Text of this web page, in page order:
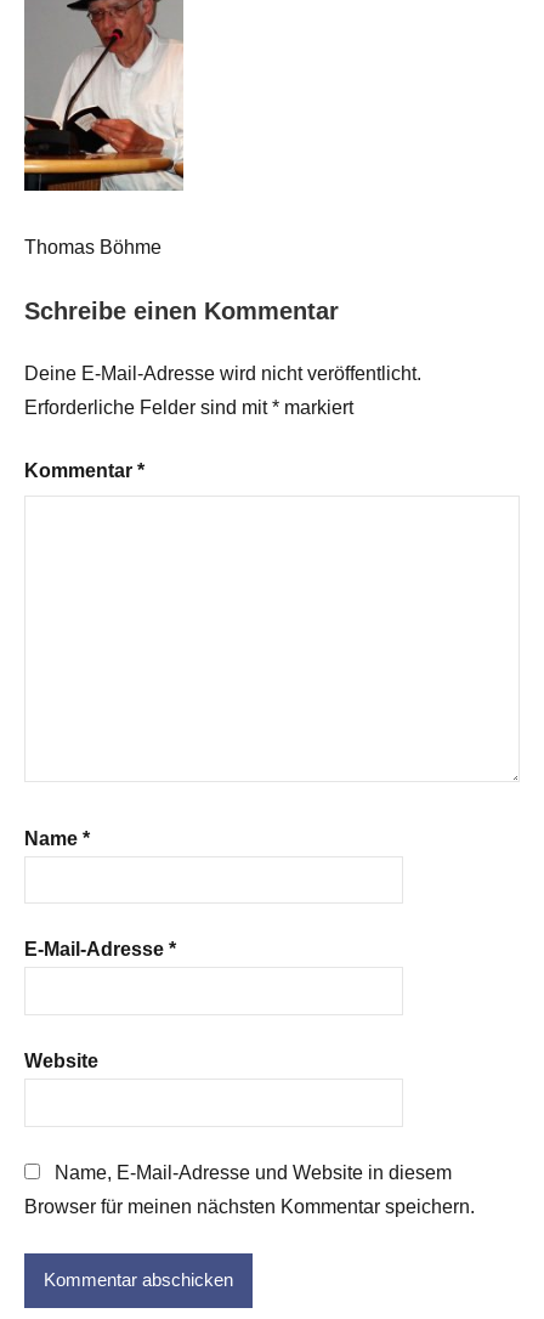
Thomas Böhme
Schreibe einen Kommentar
Deine E-Mail-Adresse wird nicht veröffentlicht.
Erforderliche Felder sind mit* markiert
Kommentar *
Name *
E-Mail-Adresse *
Website
Name, E-Mail-Adresse und Website in diesem
Browser für meinen nächsten Kommentar speichern.